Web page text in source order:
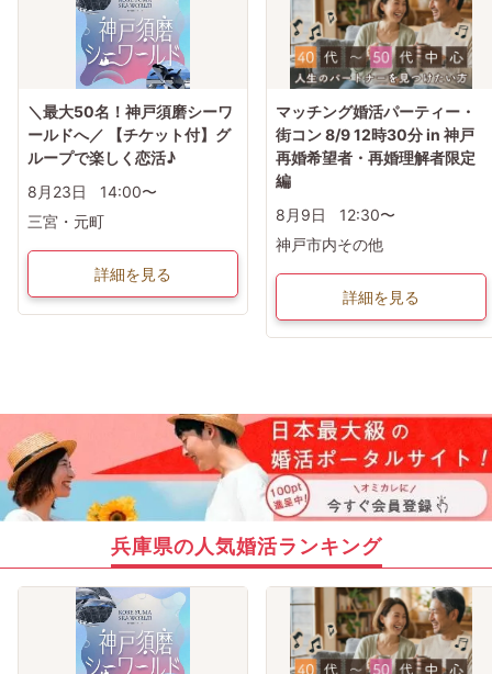
＼最大50名！神戸須磨シーワ
ールドへ／ 【チケット付】グ
ループで楽しく恋活♪
8月23日
14:00〜
三宮・元町
詳細を見る
マッチング婚活パーティー・
街コン 8/9 12時30分 in 神戸
再婚希望者・再婚理解者限定
編
8月9日
12:30〜
神戸市内その他
詳細を見る
兵庫県の人気婚活ランキング